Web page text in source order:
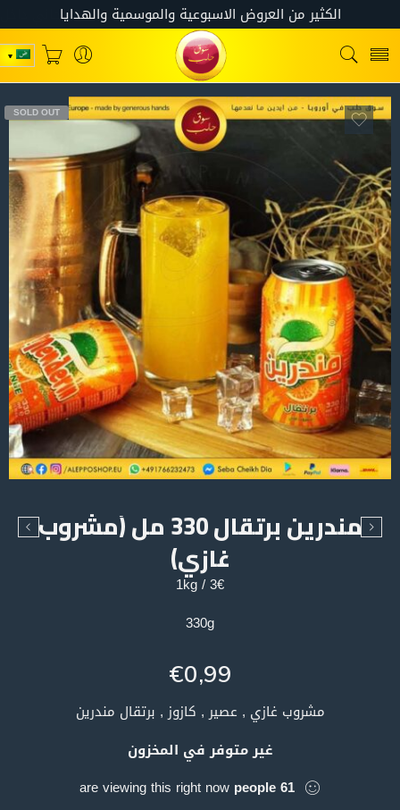
SOLD OUT
مندرين برتقال 330 مل (مشروب
غازي)
3€ / 1kg
330g
€0,99
مشروب غازي , عصير , كازوز , برتقال مندرين
غير متوفر في المخزون
61
people
are viewing this right now